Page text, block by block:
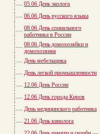
05.06 День эколога
06.06 День русского языка
08.06 День социального
работника в России
08.06 День домохозяйки и
домохозяина
День мебельщика
День легкой промышленности
12.06 День России
12.06 День города Киров
День медицинского работника
21.06 День кинолога